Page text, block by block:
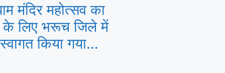
मंदिर महोत्सव का
के लिए भरूच जिले में
किया गया…